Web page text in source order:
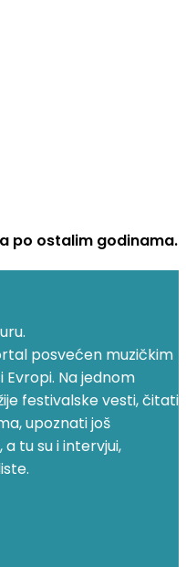
po ostalim godinama.
posvećen muzičkim
Evropi. Na jednom
festivalske vesti, čitati
upoznati još
tu su i intervjui,